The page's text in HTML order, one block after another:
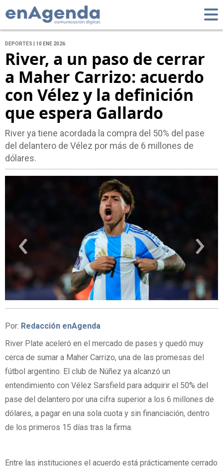
DEPORTES | 10 ENE 2026
River, a un paso de cerrar
a Maher Carrizo: acuerdo
con Vélez y la definición
que espera Gallardo
River ya tiene acordada la compra del 50% del pase
del delantero de Vélez por más de 6 millones de
dólares.
‹ ›
Por: Redacción enAgenda
River Plate aceleró en el mercado de pases y quedó muy
cerca de sumar a Maher Carrizo, una de las promesas del
fútbol argentino. El club de Núñez ya alcanzó un
entendimiento con Vélez Sarsfield para adquirir el 50% del
pase del delantero por una cifra superior a los 6 millones de
dólares, a pagar en una sola cuota y sin financiación, dentro
de los primeros 15 días tras la firma.
Entre las instituciones el acuerdo está prácticamente cerrado